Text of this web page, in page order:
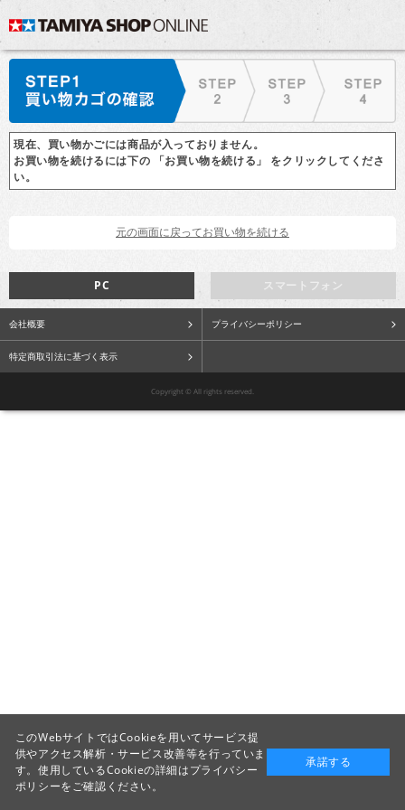
現在、買い物かごには商品が入っておりません。
お買い物を続けるには下の 「お買い物を続ける」 をクリックしてくださ
い。
スマートフォン
PC
会社概要 プライバシーポリシー
特定商取引法に基づく表示
Copyright © All rights reserved.
このWebサイトではCookieを用いてサービス提
供やアクセス解析・サービス改善等を行っていま
す。使用しているCookieの詳細はプライバシー
ポリシーをご確認ください。
承諾する